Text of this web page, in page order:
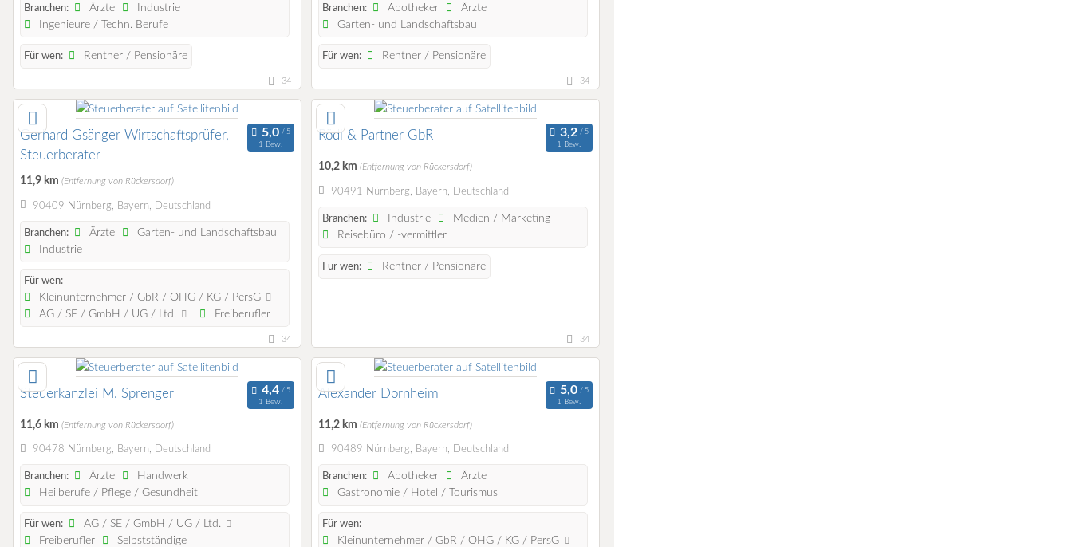
Branchen: Ärzte
Industrie
Ingenieure / Techn. Berufe
Für wen: Rentner / Pensionäre
34
Branchen: Apotheker
Ärzte
Garten- und Landschaftsbau
Für wen: Rentner / Pensionäre
34
Gerhard Gsänger Wirtschaftsprüfer,
Steuerberater
1 Bew.
11,9 km (Entfernung von Rückersdorf)
90409 Nürnberg, Bayern, Deutschland
Branchen: Ärzte
Garten- und Landschaftsbau
Industrie
Für wen:
Kleinunternehmer / GbR / OHG / KG / PersG
AG / SE / GmbH / UG / Ltd.
Freiberufler
34
Rödl & Partner GbR
1 Bew.
10,2 km (Entfernung von Rückersdorf)
90491 Nürnberg, Bayern, Deutschland
Branchen: Industrie
Medien / Marketing
Reisebüro / -vermittler
Für wen: Rentner / Pensionäre
34
Steuerkanzlei M. Sprenger
1 Bew.
11,6 km (Entfernung von Rückersdorf)
90478 Nürnberg, Bayern, Deutschland
Branchen: Ärzte
Handwerk
Heilberufe / Pflege / Gesundheit
Für wen:
AG / SE / GmbH / UG / Ltd.
Freiberufler
Selbstständige
Alexander Dornheim
1 Bew.
11,2 km (Entfernung von Rückersdorf)
90489 Nürnberg, Bayern, Deutschland
Branchen: Apotheker
Ärzte
Gastronomie / Hotel / Tourismus
Für wen:
Kleinunternehmer / GbR / OHG / KG / PersG